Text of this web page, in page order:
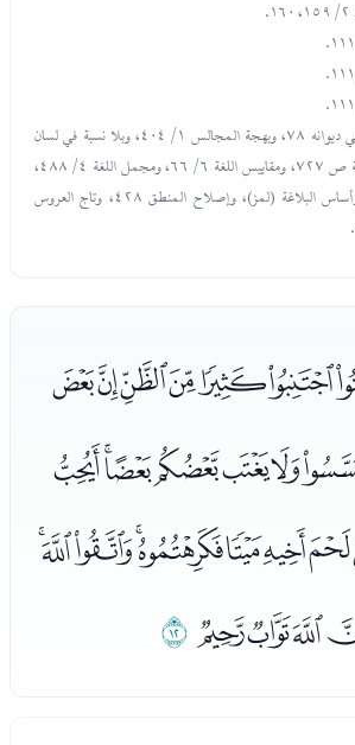
(٥) الشاهد لزياد الأعجم في ديوانه ٧٨، وبهجة المجالس ١/ ٤٠٤، وبلا نسبة في لسان
العرب (همز)، وجمهرة اللغة ص ٧٢٧، ومقاييس اللغة ٦/ ٦٦، ومجمل اللغة ٤/ ٤٨٨،
وديوان الأدب ١/ ٢٥٦، وأساس البلاغة (لمز)، وإصلاح المنطق ٤٢٨، وتاج العروس
ﭴ